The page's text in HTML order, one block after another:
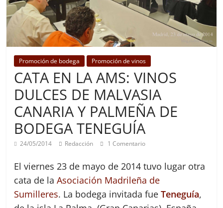
Promoción de bodega Promoción de vinos
CATA EN LA AMS: VINOS
DULCES DE MALVASIA
CANARIA Y PALMEÑA DE
BODEGA TENEGUÍA
24/05/2014 Redacción 1 Comentario
El viernes 23 de mayo de 2014 tuvo lugar otra
cata de laAsociación Madrileña de
Sumilleres. La bodega invitada fueTeneguía,